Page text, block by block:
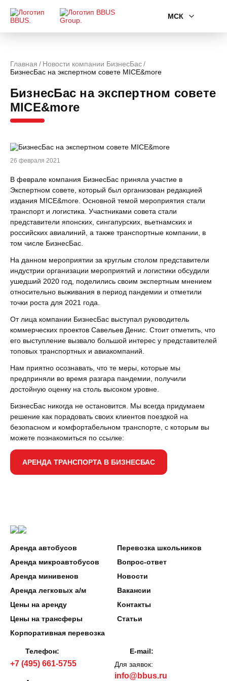
МСК
Главная
Новости компании БизнесБас
БизнесБас на экспертном совете MICE&more
БизнесБас на экспертном совете
MICE&more
26 февраля 2021
В феврале компания БизнесБас приняла участие в
Экспертном совете, который был организован редакцией
издания MICE&more. Основной темой мероприятия стали
транспорт и логистика. Участниками совета стали
представители японских, сингапурских, вьетнамских и
российских авиалиний, а также транспортные компании, в
том числе БизнесБас.
На данном мероприятии за круглым столом представители
индустрии организации мероприятий и логистики обсудили
ушедший 2020 год, поделились своим экспертным мнением
относительно выживания в период пандемии и отметили
точки роста для 2021 года.
От лица компании БизнесБас выступал руководитель
коммерческих проектов Савельев Денис. Стоит отметить, что
его выступление вызвало большой интерес у представителей
топовых транспортных и авиакомпаний.
Нам приятно осознавать, что те меры, которые мы
предприняли во время разгара пандемии, получили
достойную оценку на столь высоком уровне.
БизнесБас никогда не остановится. Мы всегда придумаем
решение как порадовать своих клиентов поездкой на
безопасном и комфортабельном транспорте, с которым вы
можете познакомиться по ссылке:
АРЕНДА ТРАНСПОРТА В БИЗНЕСБАС
Аренда автобусов
Аренда микроавтобусов
Аренда минивенов
Аренда легковых а/м
Цены на аренду
Цены на трансферы
Корпоративная перевозка
Перевозка школьников
Вопрос-ответ
Новости
Вакансии
Контакты
Статьи
Телефон:
+7 (495) 661-5755
E-mail:
Для заявок:
info@bbus.ru